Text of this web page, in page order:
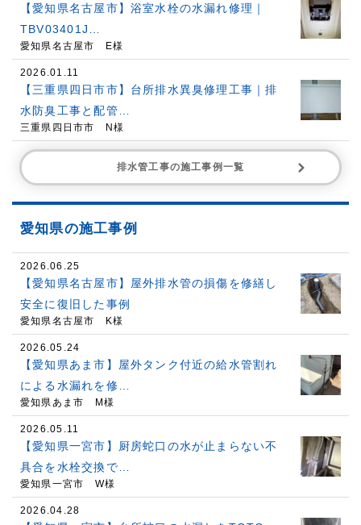
【愛知県名古屋市】浴室水栓の水漏れ修理｜
TBV03401J…
愛知県名古屋市 E様
2026.01.11
【三重県四日市市】台所排水異臭修理工事｜排
水防臭工事と配管…
三重県四日市市 N様
排水管工事の施工事例一覧
愛知県の施工事例
2026.06.25
【愛知県名古屋市】屋外排水管の損傷を修繕し
安全に復旧した事例
愛知県名古屋市 K様
2026.05.24
【愛知県あま市】屋外タンク付近の給水管割れ
による水漏れを修…
愛知県あま市 M様
2026.05.11
【愛知県一宮市】厨房蛇口の水が止まらない不
具合を水栓交換で…
愛知県一宮市 W様
2026.04.28